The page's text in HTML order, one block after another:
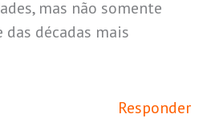
mas não somente
décadas mais
Responder